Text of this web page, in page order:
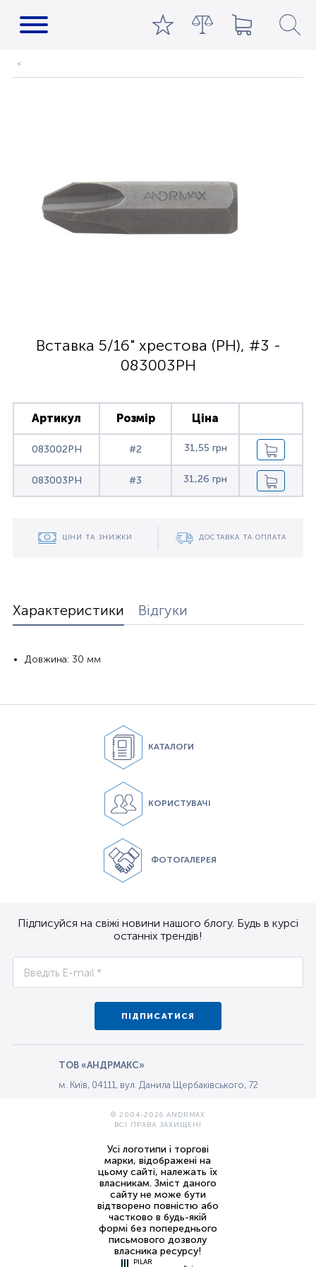
Вставка 5/16" хрестова (PH), #3 -
083003PH
Артикул Розмір Ціна
083002PH #2 31,55 грн
083003PH #3 31,26 грн
ЦІНИ ТА ЗНИЖКИ ДОСТАВКА ТА ОПЛАТА
Характеристики Відгуки
Довжина: 30 мм
КАТАЛОГИ
КОРИСТУВАЧІ
ФОТОГАЛЕРЕЯ
Підписуйся на свіжі новини нашого блогу. Будь в курсі
останніх трендів!
ПІДПИСАТИСЯ
ТОВ «АНДРМАКС»
м. Київ, 04111, вул. Данила Щербаківського, 72
© 2004-2026 ANDRMAX
ВСІ ПРАВА ЗАХИЩЕНІ
Усі логотипи і торгові
марки, відображені на
цьому сайті, належать їх
власникам. Зміст даного
сайту не може бути
відтворено повністю або
частково в будь-якій
формі без попереднього
письмового дозволу
власника ресурсу!
PILAR